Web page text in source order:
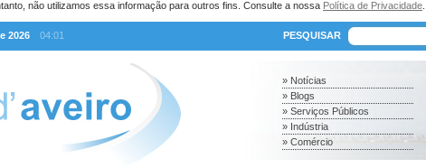
não utilizamos essa informação para outros fins. Consulte a nossa Política de Privacidade
2026
04:01 PESQUISAR
» Notícias
» Blogs
» Serviços Públicos
» Indústria
» Comércio